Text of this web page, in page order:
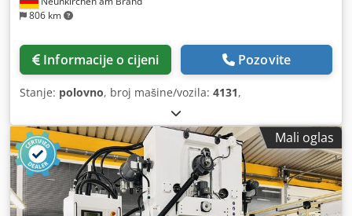
806 km
Informacije o cijeni Pozovite
Stanje: polovno, broj mašine/vozila: 4131,
Mali oglas